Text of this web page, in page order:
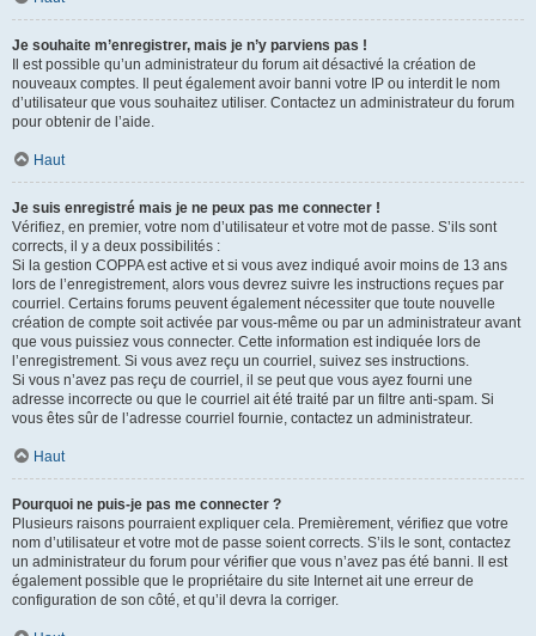
Je souhaite m’enregistrer, mais je n’y parviens pas !
Il est possible qu’un administrateur du forum ait désactivé la création de
nouveaux comptes. Il peut également avoir banni votre IP ou interdit le nom
d’utilisateur que vous souhaitez utiliser. Contactez un administrateur du forum
pour obtenir de l’aide.
Haut
Je suis enregistré mais je ne peux pas me connecter !
Vérifiez, en premier, votre nom d’utilisateur et votre mot de passe. S’ils sont
corrects, il y a deux possibilités :
Si la gestion COPPA est active et si vous avez indiqué avoir moins de 13 ans
lors de l’enregistrement, alors vous devrez suivre les instructions reçues par
courriel. Certains forums peuvent également nécessiter que toute nouvelle
création de compte soit activée par vous-même ou par un administrateur avant
que vous puissiez vous connecter. Cette information est indiquée lors de
l’enregistrement. Si vous avez reçu un courriel, suivez ses instructions.
Si vous n’avez pas reçu de courriel, il se peut que vous ayez fourni une
adresse incorrecte ou que le courriel ait été traité par un filtre anti-spam. Si
vous êtes sûr de l’adresse courriel fournie, contactez un administrateur.
Haut
Pourquoi ne puis-je pas me connecter ?
Plusieurs raisons pourraient expliquer cela. Premièrement, vérifiez que votre
nom d’utilisateur et votre mot de passe soient corrects. S’ils le sont, contactez
un administrateur du forum pour vérifier que vous n’avez pas été banni. Il est
également possible que le propriétaire du site Internet ait une erreur de
configuration de son côté, et qu’il devra la corriger.